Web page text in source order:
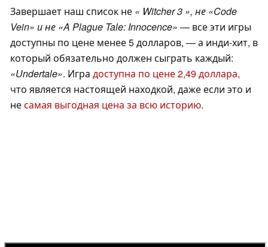
Завершает наш список не « Witcher 3 », не «Code
Vein» и не «A Plague Tale: Innocence» —все эти игры
доступны по цене менее 5 долларов, — а инди-хит, в
который обязательно должен сыграть каждый:
«Undertale». Игра доступна по цене 2,49 доллара,
что является настоящей находкой, даже если это и
несамая выгодная цена за всю историю.